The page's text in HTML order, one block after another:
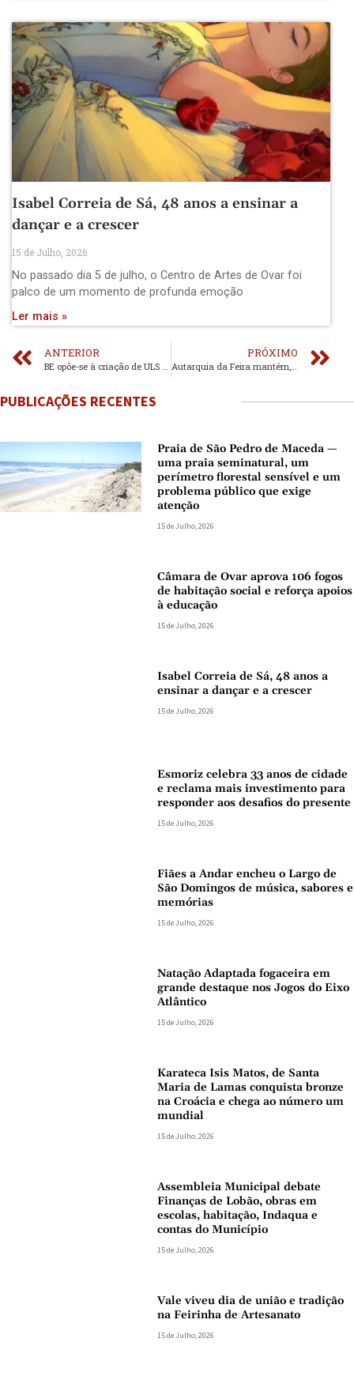
Isabel Correia de Sá, 48 anos a ensinar a
dançar e a crescer
15 de Julho, 2026
No passado dia 5 de julho, o Centro de Artes de Ovar foi
palco de um momento de profunda emoção
Ler mais »
ANTERIOR PRÓXIMO
PUBLICAÇÕES RECENTES
Praia de São Pedro de Maceda —
uma praia seminatural, um
perímetro florestal sensível e um
problema público que exige
atenção
15 de Julho, 2026
Câmara de Ovar aprova 106 fogos
de habitação social e reforça apoios
à educação
15 de Julho, 2026
Isabel Correia de Sá, 48 anos a
ensinar a dançar e a crescer
15 de Julho, 2026
Esmoriz celebra 33 anos de cidade
e reclama mais investimento para
responder aos desafios do presente
15 de Julho, 2026
Fiães a Andar encheu o Largo de
São Domingos de música, sabores e
memórias
15 de Julho, 2026
Natação Adaptada fogaceira em
grande destaque nos Jogos do Eixo
Atlântico
15 de Julho, 2026
Karateca Isis Matos, de Santa
Maria de Lamas conquista bronze
na Croácia e chega ao número um
mundial
15 de Julho, 2026
Assembleia Municipal debate
Finanças de Lobão, obras em
escolas, habitação, Indaqua e
contas do Município
15 de Julho, 2026
Vale viveu dia de união e tradição
na Feirinha de Artesanato
15 de Julho, 2026